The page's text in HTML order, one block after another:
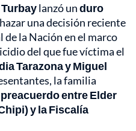
lanzó unduro
una decisión reciente
la Nación en el marco
del que fue víctima el
Tarazona y Miguel
la familia
preacuerdo entre Elder
y la Fiscalía